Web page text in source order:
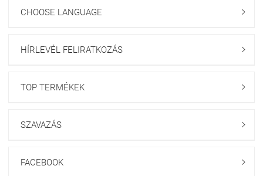
CHOOSE LANGUAGE 
HÍRLEVÉL FELIRATKOZÁS 
TOP TERMÉKEK 
SZAVAZÁS 
FACEBOOK 